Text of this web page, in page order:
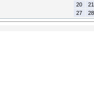
20
21
27
28